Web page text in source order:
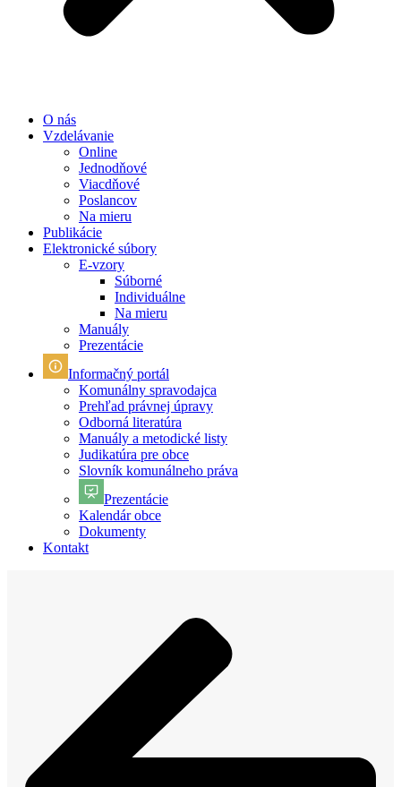
O nás
Vzdelávanie
Online
Jednodňové
Viacdňové
Poslancov
Na mieru
Publikácie
Elektronické súbory
E-vzory
Súborné
Individuálne
Na mieru
Manuály
Prezentácie
Informačný portál
Komunálny spravodajca
Prehľad právnej úpravy
Odborná literatúra
Manuály a metodické listy
Judikatúra pre obce
Slovník komunálneho práva
Prezentácie
Kalendár obce
Dokumenty
Kontakt